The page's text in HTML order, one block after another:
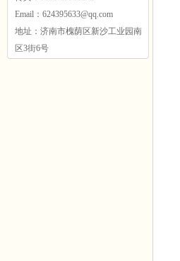
Email：624395633@qq.com
地址：济南市槐荫区新沙工业园南
区3街6号